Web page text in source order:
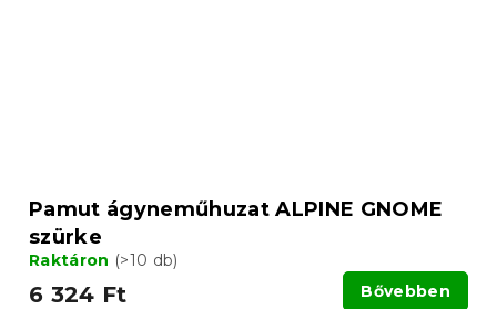
Pamut ágyneműhuzat ALPINE GNOME
szürke
Raktáron (>10 db)
6 324 Ft Bővebben